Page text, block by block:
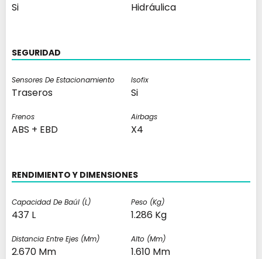
Si Hidráulica
SEGURIDAD
Sensores De Estacionamiento
Traseros
Isofix
Si
Frenos
ABS + EBD
Airbags
X4
RENDIMIENTO Y DIMENSIONES
Capacidad De Baúl (l)
437 L
Peso (kg)
1.286 Kg
Distancia Entre Ejes (mm)
2.670 Mm
Alto (mm)
1.610 Mm